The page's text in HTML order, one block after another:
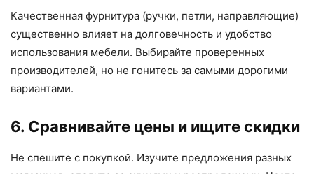
Качественная фурнитура (ручки, петли, направляющие)
существенно влияет на долговечность и удобство
использования мебели. Выбирайте проверенных
производителей, но не гонитесь за самыми дорогими
вариантами.
6. Сравнивайте цены и ищите скидки
Не спешите с покупкой. Изучите предложения разных